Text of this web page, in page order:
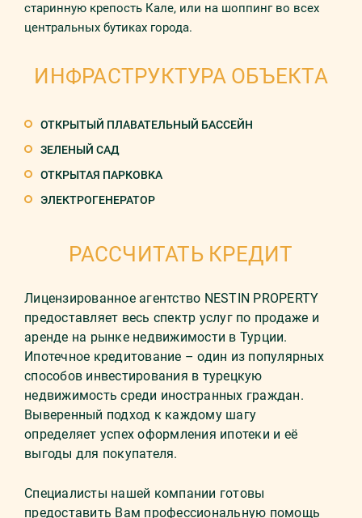
старинную крепость Кале, или на шоппинг во всех
центральных бутиках города.
ИНФРАСТРУКТУРА ОБЪЕКТА
ОТКРЫТЫЙ ПЛАВАТЕЛЬНЫЙ БАССЕЙН
ЗЕЛЕНЫЙ САД
ОТКРЫТАЯ ПАРКОВКА
ЭЛЕКТРОГЕНЕРАТОР
РАССЧИТАТЬ КРЕДИТ
Лицензированное агентство NESTIN PROPERTY
предоставляет весь спектр услуг по продаже и
аренде на рынке недвижимости в Турции.
Ипотечное кредитование – один из популярных
способов инвестирования в турецкую
недвижимость среди иностранных граждан.
Выверенный подход к каждому шагу
определяет успех оформления ипотеки и её
выгоды для покупателя.
Специалисты нашей компании готовы
предоставить Вам профессиональную помощь